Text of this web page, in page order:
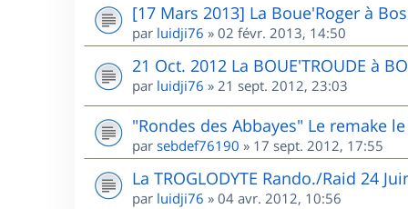
[17 Mars 2013] La Boue'Roger à
par luidji76 » 02 févr. 2013, 14:50
21 Oct. 2012 La BOUE'TROUDE à
par luidji76 » 21 sept. 2012, 23:03
"Rondes des Abbayes" Le remake
par sebdef76190 » 17 sept. 2012, 17:55
La TROGLODYTE Rando./Raid 24
par luidji76 » 04 avr. 2012, 10:56